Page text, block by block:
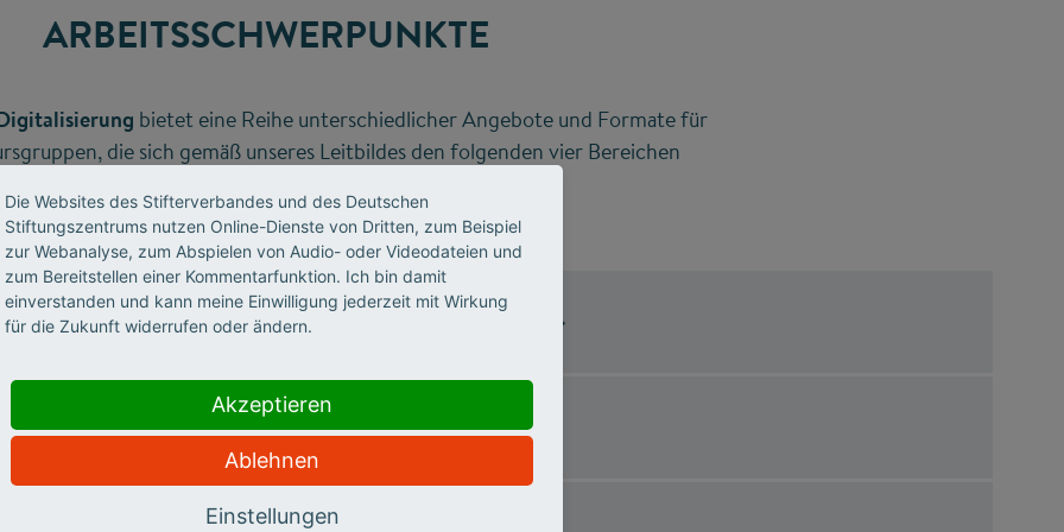
ARBEITSSCHWERPUNKTE
bietet eine Reihe unterschiedlicher Angebote und Formate für
die sich gemäß unseres Leitbildes den folgenden vier Bereichen
für Austausch, Beratung,Vernetzung
Anreizeschaffen
Die Websites des Stifterverbandes und des Deutschen
Stiftungszentrums nutzen Online-Dienste von Dritten, zum Beispiel
zur Webanalyse, zum Abspielen von Audio- oder Videodateien und
zum Bereitstellen einer Kommentarfunktion. Ich bin damit
einverstanden und kann meine Einwilligung jederzeit mit Wirkung
für die Zukunft widerrufen oder ändern.
Akzeptieren
Ablehnen
Einstellungen